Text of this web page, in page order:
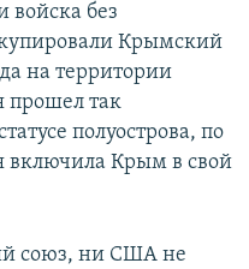
войска без
Крымский
на территории
прошел так
полуострова, по
включила Крым в свой
союз, ни США не